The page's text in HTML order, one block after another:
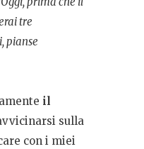
tre
pianse
il
sulla
con i miei